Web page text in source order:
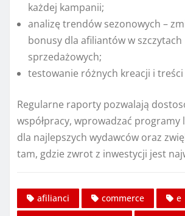
każdej kampanii;
analizę trendów sezonowych –
bonusy dla afiliantów w szczytach
sprzedażowych;
testowanie różnych kreacji i
Regularne raporty pozwalają
współpracy, wprowadzać programy
dla najlepszych wydawców oraz
tam, gdzie zwrot z inwestycji jest
afilianci commerce
e